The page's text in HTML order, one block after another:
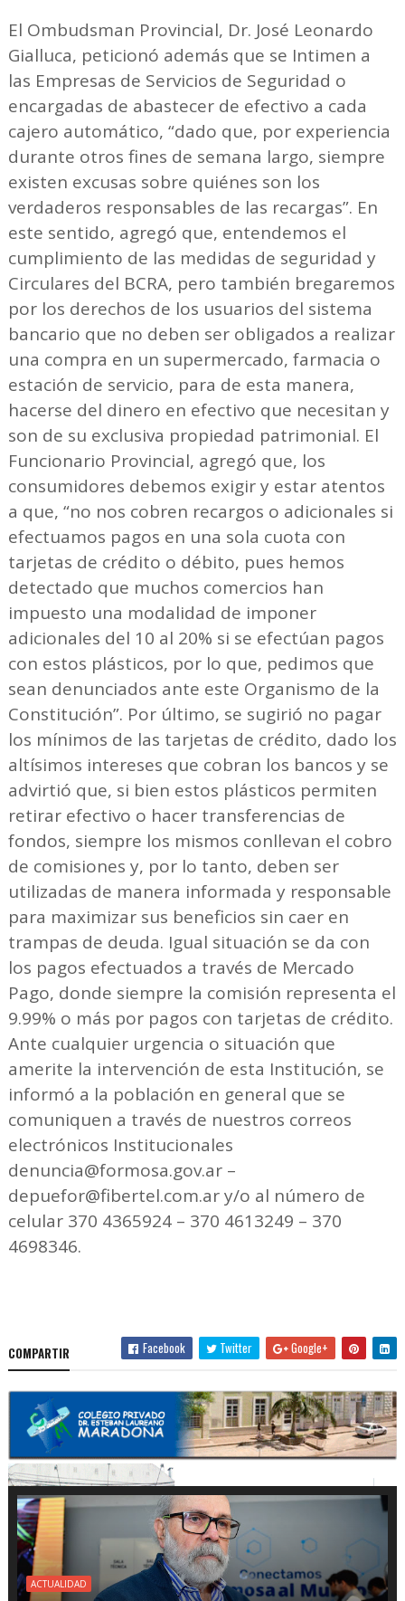
El Ombudsman Provincial, Dr. José Leonardo
Gialluca, peticionó además que se Intimen a
las Empresas de Servicios de Seguridad o
encargadas de abastecer de efectivo a cada
cajero automático, “dado que, por experiencia
durante otros fines de semana largo, siempre
existen excusas sobre quiénes son los
verdaderos responsables de las recargas”. En
este sentido, agregó que, entendemos el
cumplimiento de las medidas de seguridad y
Circulares del BCRA, pero también bregaremos
por los derechos de los usuarios del sistema
bancario que no deben ser obligados a realizar
una compra en un supermercado, farmacia o
estación de servicio, para de esta manera,
hacerse del dinero en efectivo que necesitan y
son de su exclusiva propiedad patrimonial. El
Funcionario Provincial, agregó que, los
consumidores debemos exigir y estar atentos
a que, “no nos cobren recargos o adicionales si
efectuamos pagos en una sola cuota con
tarjetas de crédito o débito, pues hemos
detectado que muchos comercios han
impuesto una modalidad de imponer
adicionales del 10 al 20% si se efectúan pagos
con estos plásticos, por lo que, pedimos que
sean denunciados ante este Organismo de la
Constitución”. Por último, se sugirió no pagar
los mínimos de las tarjetas de crédito, dado los
altísimos intereses que cobran los bancos y se
advirtió que, si bien estos plásticos permiten
retirar efectivo o hacer transferencias de
fondos, siempre los mismos conllevan el cobro
de comisiones y, por lo tanto, deben ser
utilizadas de manera informada y responsable
para maximizar sus beneficios sin caer en
trampas de deuda. Igual situación se da con
los pagos efectuados a través de Mercado
Pago, donde siempre la comisión representa el
9.99% o más por pagos con tarjetas de crédito.
Ante cualquier urgencia o situación que
amerite la intervención de esta Institución, se
informó a la población en general que se
comuniquen a través de nuestros correos
electrónicos Institucionales
denuncia@formosa.gov.ar –
depuefor@fibertel.com.ar y/o al número de
celular 370 4365924 – 370 4613249 – 370
4698346.
COMPARTIR Facebook Twitter Google+
ACTUALIDAD